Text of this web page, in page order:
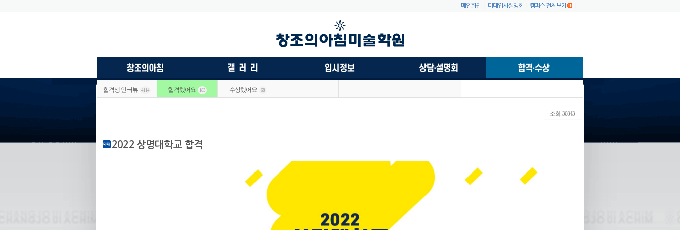
메인화면 미대입시설명회 캠퍼스 전체보기
합격생 인터뷰 4114 합격했어요 183 수상했어요 68
ㆍ조회: 36843
2022 상명대학교 합격